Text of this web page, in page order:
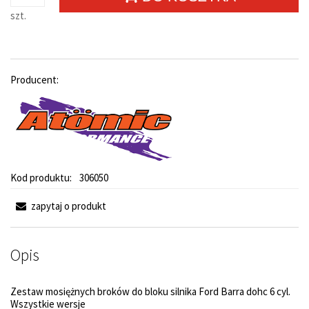
szt.
Producent:
Kod produktu: 306050
zapytaj o produkt
Opis
Zestaw mosiężnych broków do bloku silnika Ford Barra dohc 6 cyl.
Wszystkie wersje